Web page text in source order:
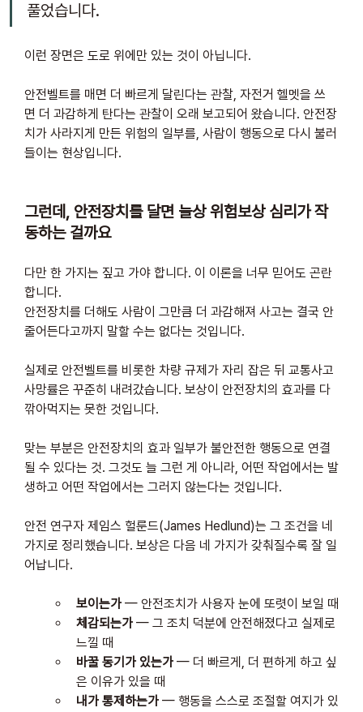
풀었습니다.
이런 장면은 도로 위에만 있는 것이 아닙니다.
안전벨트를 매면 더 빠르게 달린다는 관찰, 자전거 헬멧을 쓰
면 더 과감하게 탄다는 관찰이 오래 보고되어 왔습니다. 안전장
치가 사라지게 만든 위험의 일부를, 사람이 행동으로 다시 불러
들이는 현상입니다.
그런데, 안전장치를 달면 늘상 위험보상 심리가 작
동하는 걸까요
다만 한 가지는 짚고 가야 합니다. 이 이론을 너무 믿어도 곤란
합니다.
안전장치를 더해도 사람이 그만큼 더 과감해져 사고는 결국 안
줄어든다고까지 말할 수는 없다는 것입니다.
실제로 안전벨트를 비롯한 차량 규제가 자리 잡은 뒤 교통사고
사망률은 꾸준히 내려갔습니다. 보상이 안전장치의 효과를 다
깎아먹지는 못한 것입니다.
맞는 부분은 안전장치의 효과 일부가 불안전한 행동으로 연결
될 수 있다는 것. 그것도 늘 그런 게 아니라, 어떤 작업에서는 발
생하고 어떤 작업에서는 그러지 않는다는 것입니다.
안전 연구자 제임스 헐룬드(James Hedlund)는 그 조건을 네
가지로 정리했습니다. 보상은 다음 네 가지가 갖춰질수록 잘 일
어납니다.
보이는가 — 안전조치가 사용자 눈에 또렷이 보일 때
체감되는가 — 그 조치 덕분에 안전해졌다고 실제로
느낄 때
바꿀 동기가 있는가 — 더 빠르게, 더 편하게 하고 싶
은 이유가 있을 때
내가 통제하는가 — 행동을 스스로 조절할 여지가 있